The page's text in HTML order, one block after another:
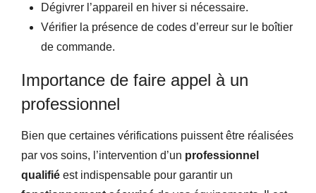
Dégivrer l’appareil en hiver si nécessaire.
Vérifier la présence de codes d’erreur sur le boîtier
de commande.
Importance de faire appel à un
professionnel
Bien que certaines vérifications puissent être réalisées
par vos soins, l’intervention d’un professionnel
qualifié est indispensable pour garantir un